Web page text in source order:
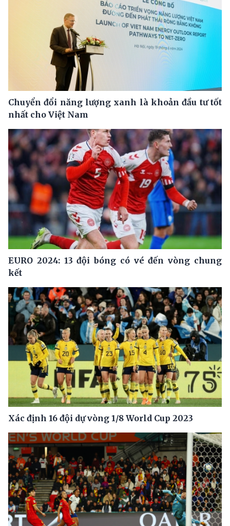
Chuyển đổi năng lượng xanh là khoản đầu tư tốt
nhất cho Việt Nam
EURO 2024: 13 đội bóng có vé đến vòng chung
kết
Xác định 16 đội dự vòng 1/8 World Cup 2023